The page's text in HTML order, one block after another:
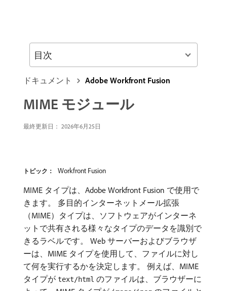
ドキュメント Adobe Workfront Fusion
MIME モジュール
最終更新日： 2026年6月25日
トピック： Workfront Fusion
MIME タイプは、Adobe Workfront Fusion で使用で
きます。 多目的インターネットメール拡張
（MIME）タイプは、ソフトウェアがインターネ
ットで共有される様々なタイプのデータを識別で
きるラベルです。 Web サーバーおよびブラウザ
ーは、MIME タイプを使用して、ファイルに対し
て何を実行するかを決定します。 例えば、MIME
タイプが text/html のファイルは、ブラウザーに
目次